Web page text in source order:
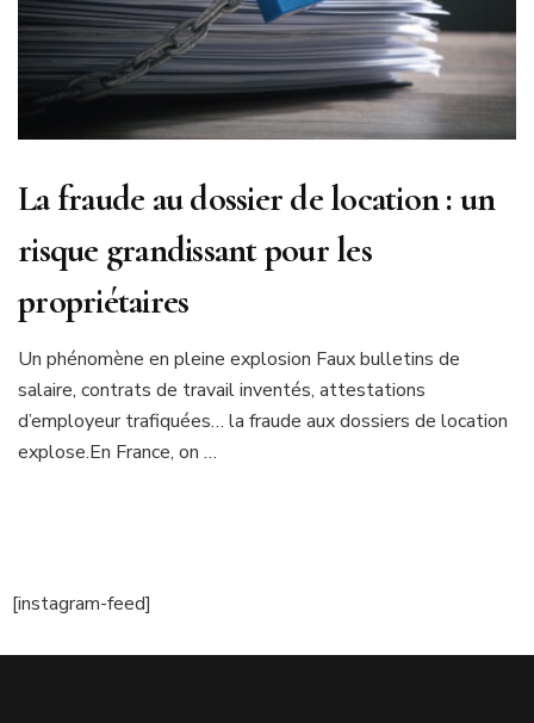
La fraude au dossier de location : un
risque grandissant pour les
propriétaires
Un phénomène en pleine explosion Faux bulletins de
salaire, contrats de travail inventés, attestations
d’employeur trafiquées… la fraude aux dossiers de location
explose.En France, on …
[instagram-feed]